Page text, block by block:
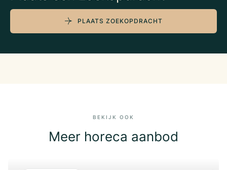
PLAATS ZOEKOPDRACHT
BEKIJK OOK
Meer horeca aanbod